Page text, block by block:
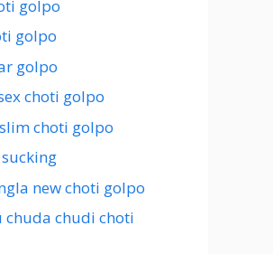
golpo
golpo
golpo
choti golpo
choti golpo
new choti golpo
chuda chudi choti